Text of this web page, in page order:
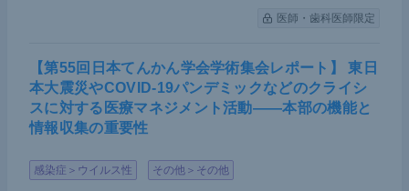
医師・歯科医師限定
【第55回日本てんかん学会学術集会レポート】 東日
本大震災やCOVID-19パンデミックなどのクライシ
スに対する医療マネジメント活動――本部の機能と
情報収集の重要性
感染症＞ウイルス性 その他＞その他